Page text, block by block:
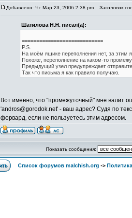
Добавлено: Чт Мар 23, 2006 2:38 pm Заголовок
Шатилова Н.Н. писал(а):
============================
P.S.
На моём ящике переполнения нет, за этим
Похоже, переполнение на каком-то
Предыдущий узел предупреждает
Так что письма я как правило получаю.
Вот именно, что "промежуточный" мне валит
'andros@gorodok.net' - ваш адрес? Судя по
форвард, если не пользуетесь этим адресом.
Показать сообщения:
Список форумов malchish.org ->